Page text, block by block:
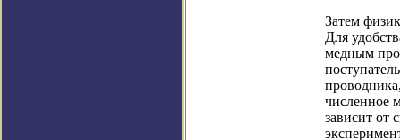
Затем
Для
медным
численное
зависит от